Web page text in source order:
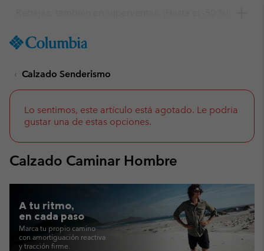
TO
SKIP
NAV
SKIP
TO
SEARCH
Calzado Senderismo
Lo sentimos, este artículo está agotado. Le podria
gustar una de estas opciones.
Calzado Caminar Hombre
A tu ritmo,
en cada paso
Marca tu propio camino
con amortiguación reactiva
y tracción firme.